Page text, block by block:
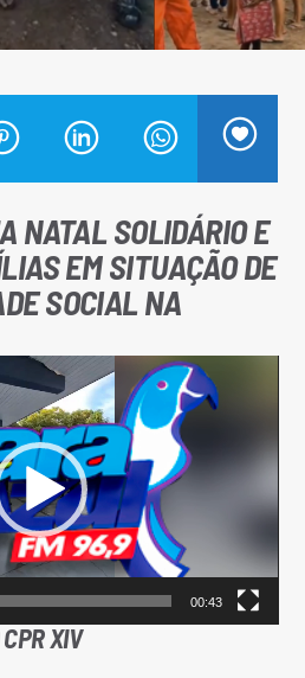
NATAL SOLIDÁRIO E
EM SITUAÇÃO DE
SOCIAL NA
00:43
XIV